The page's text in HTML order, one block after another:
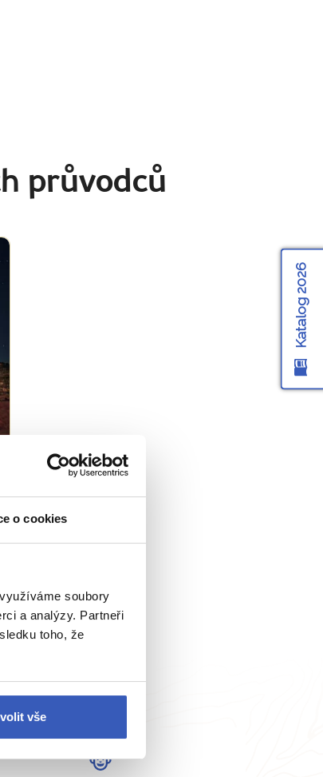
o cookies
soubory
a analýzy. Partneři
toho, že
vše
průvodců
Katalog 2026